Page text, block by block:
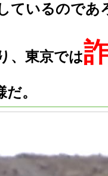
ているのであ
、東京では
。